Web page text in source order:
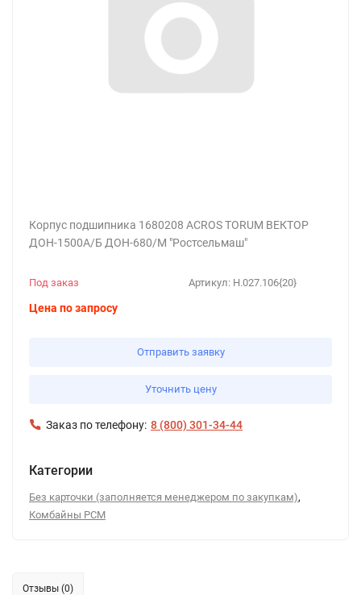
Корпус подшипника 1680208 ACROS TORUM ВЕКТОР
ДОН-1500А/Б ДОН-680/М "Ростсельмаш"
Артикул: Н.027.106{20}
Под заказ
Цена по запросу
Отправить заявку
Уточнить цену
Заказ по телефону: 8 (800) 301-34-44
Категории
Без карточки (заполняется менеджером по закупкам),
Комбайны РСМ
Отзывы (0)